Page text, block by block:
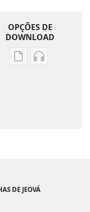
OPÇÕES DE
DOWNLOAD
OpçõesOpções
DE JEOVÁ